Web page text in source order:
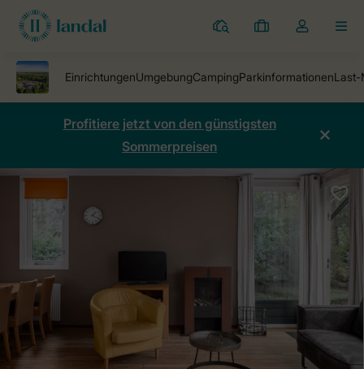
Ferienparks
Meine
Dropdown-
öffnen
Profitiere jetzt von den günstigsten
Sommerpreisen